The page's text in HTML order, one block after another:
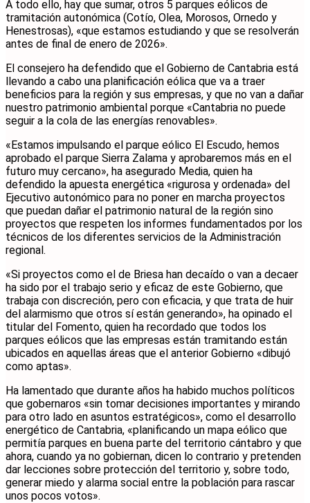
A todo ello, hay que sumar, otros 5 parques eólicos de
tramitación autonómica (Cotío, Olea, Morosos, Ornedo y
Henestrosas), «que estamos estudiando y que se resolverán
antes de final de enero de 2026».
El consejero ha defendido que el Gobierno de Cantabria está
llevando a cabo una planificación eólica que va a traer
beneficios para la región y sus empresas, y que no van a dañar
nuestro patrimonio ambiental porque «Cantabria no puede
seguir a la cola de las energías renovables».
«Estamos impulsando el parque eólico El Escudo, hemos
aprobado el parque Sierra Zalama y aprobaremos más en el
futuro muy cercano», ha asegurado Media, quien ha
defendido la apuesta energética «rigurosa y ordenada» del
Ejecutivo autonómico para no poner en marcha proyectos
que puedan dañar el patrimonio natural de la región sino
proyectos que respeten los informes fundamentados por los
técnicos de los diferentes servicios de la Administración
regional.
«Si proyectos como el de Briesa han decaído o van a decaer
ha sido por el trabajo serio y eficaz de este Gobierno, que
trabaja con discreción, pero con eficacia, y que trata de huir
del alarmismo que otros sí están generando», ha opinado el
titular del Fomento, quien ha recordado que todos los
parques eólicos que las empresas están tramitando están
ubicados en aquellas áreas que el anterior Gobierno «dibujó
como aptas».
Ha lamentado que durante años ha habido muchos políticos
que gobernaros «sin tomar decisiones importantes y mirando
para otro lado en asuntos estratégicos», como el desarrollo
energético de Cantabria, «planificando un mapa eólico que
permitía parques en buena parte del territorio cántabro y que
ahora, cuando ya no gobiernan, dicen lo contrario y pretenden
dar lecciones sobre protección del territorio y, sobre todo,
generar miedo y alarma social entre la población para rascar
unos pocos votos».